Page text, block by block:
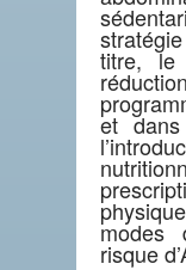
titre, le
et
modes
risque